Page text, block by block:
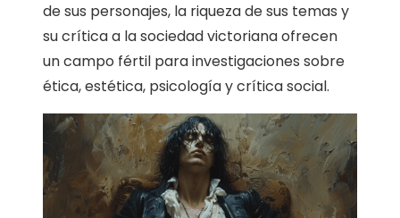
de sus personajes, la riqueza de sus temas y
su crítica a la sociedad victoriana ofrecen
un campo fértil para investigaciones sobre
ética, estética, psicología y crítica social.